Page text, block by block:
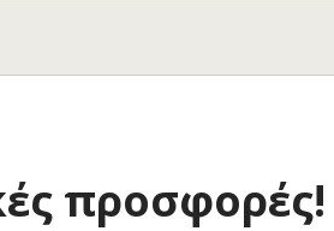
προσφορές!